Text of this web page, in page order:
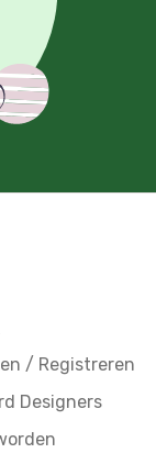
/ Registreren
Designers